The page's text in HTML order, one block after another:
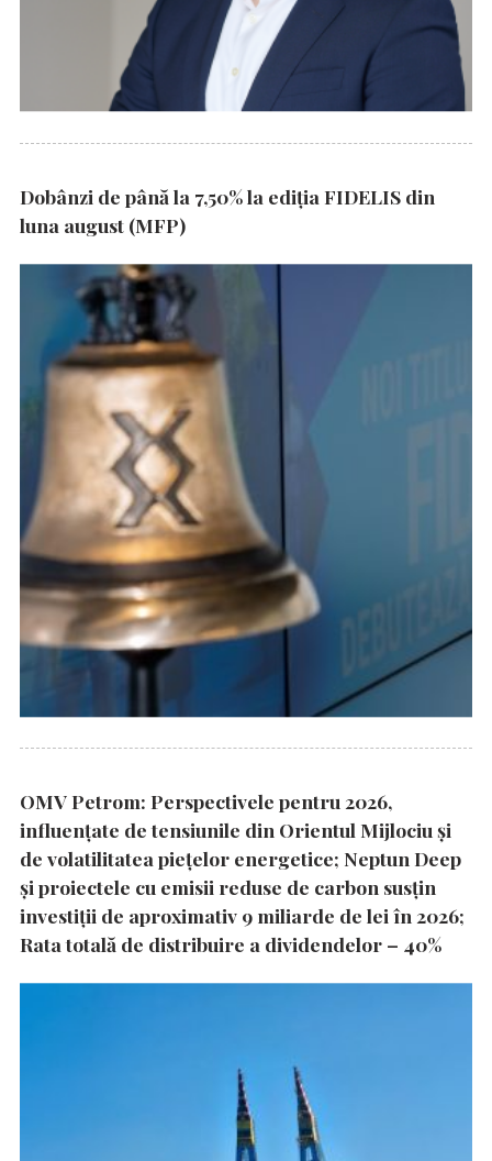
Dobânzi de până la 7,50% la ediția FIDELIS din
luna august (MFP)
OMV Petrom: Perspectivele pentru 2026,
influențate de tensiunile din Orientul Mijlociu și
de volatilitatea piețelor energetice; Neptun Deep
și proiectele cu emisii reduse de carbon susțin
investiții de aproximativ 9 miliarde de lei în 2026;
Rata totală de distribuire a dividendelor – 40%